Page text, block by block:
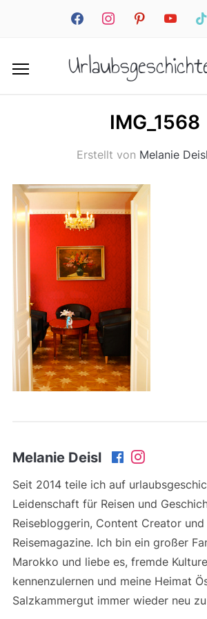
facebookinstagrampinterestyoutube
IMG_1568
Erstellt von Melanie Deisl
Melanie Deisl
Seit 2014 teile ich auf
Leidenschaft für Reisen und
Reisebloggerin, Content Creator
Reisemagazine. Ich bin ein großer
Marokko und liebe es, fremde
kennenzulernen und meine Heimat
Salzkammergut immer wieder neu